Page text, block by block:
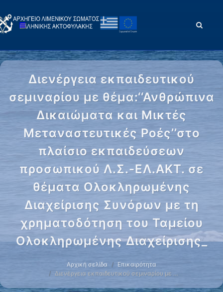
Διενέργεια εκπαιδευτικού
σεμιναρίου με θέμα:‘‘Ανθρώπινα
Δικαιώματα και Μικτές
Μεταναστευτικές Ροές’’στo
πλαίσιο εκπαιδεύσεων
προσωπικού Λ.Σ.-ΕΛ.ΑΚΤ. σε
θέματα Ολοκληρωμένης
Διαχείρισης Συνόρων με τη
χρηματοδότηση του Ταμείου
Ολοκληρωμένης Διαχείρισης_
Αρχική σελίδα
Επικαιρότητα
Διενέργεια εκπαιδευτικού σεμιναρίου με …